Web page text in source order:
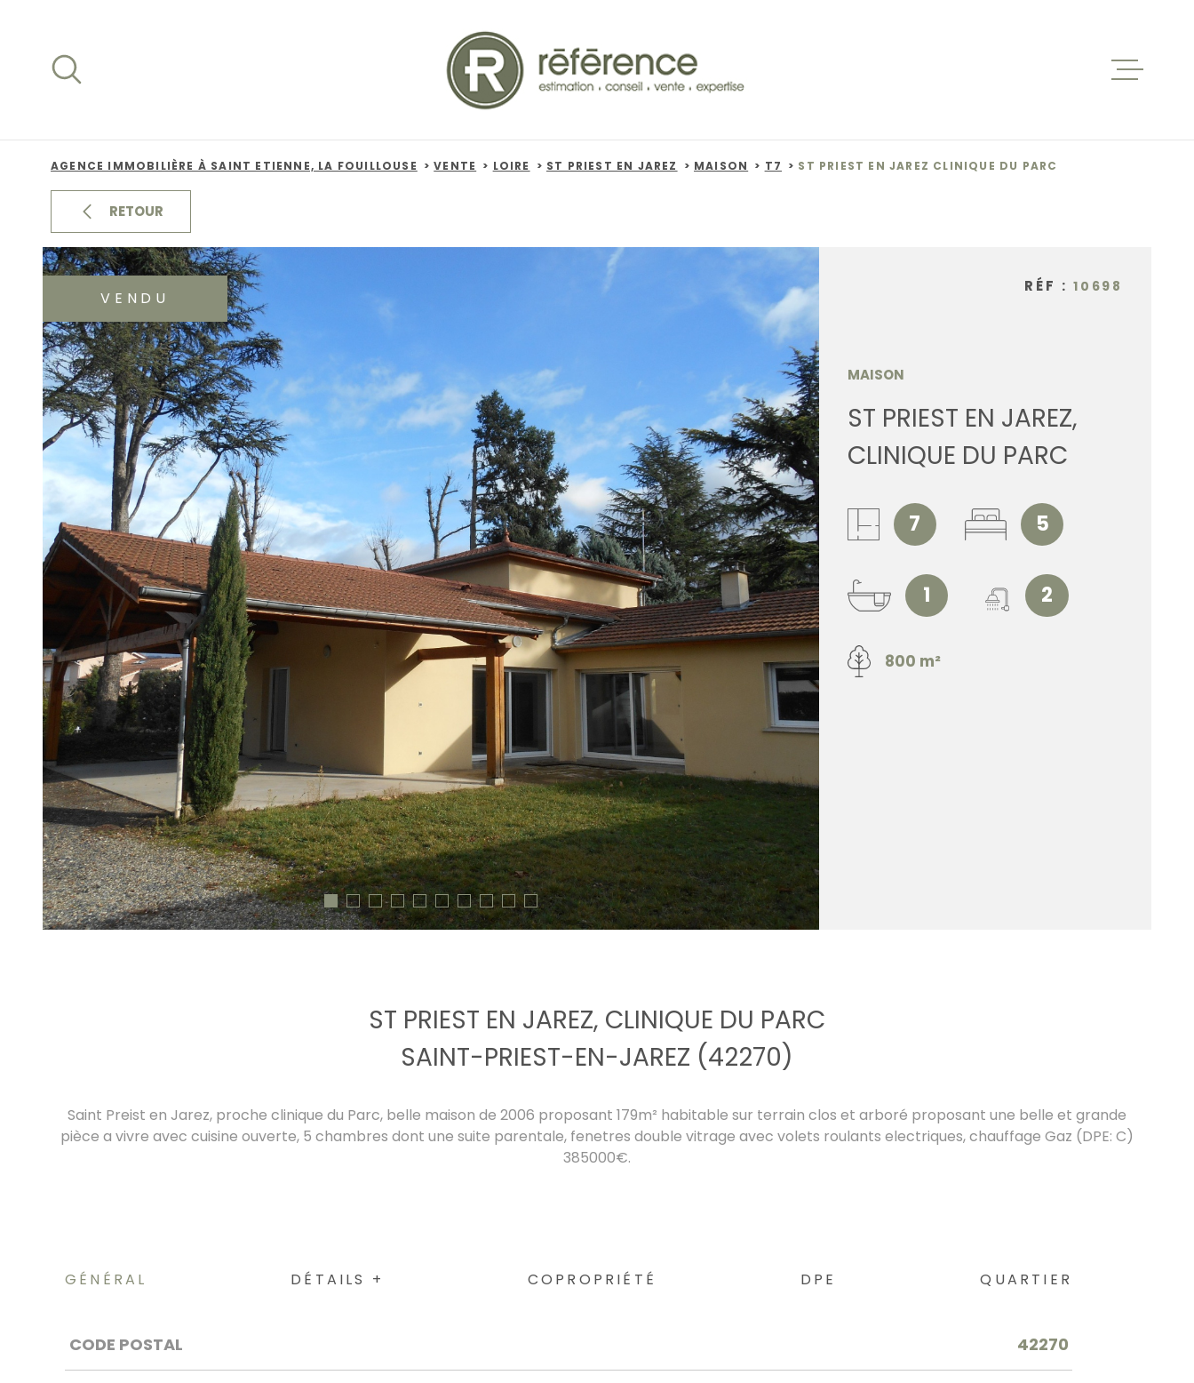
recherche
principal
contenu
AGENCE IMMOBILIÈRE À SAINT ETIENNE, LA FOUILLOUSE VENTE LOIRE ST PRIEST EN JAREZ MAISON T7 ST PRIEST EN JAREZ CLINIQUE DU PARC
RETOUR
VENDU
RÉF : 10698
MAISON
ST PRIEST EN JAREZ,
CLINIQUE DU PARC
7 5
1 2
800 m²
ST PRIEST EN JAREZ, CLINIQUE DU PARC
SAINT-PRIEST-EN-JAREZ (42270)
Saint Preist en Jarez, proche clinique du Parc, belle maison de 2006 proposant 179m² habitable sur terrain clos et arboré proposant une belle et grande
pièce a vivre avec cuisine ouverte, 5 chambres dont une suite parentale, fenetres double vitrage avec volets roulants electriques, chauffage Gaz (DPE: C)
385000€.
GÉNÉRAL DÉTAILS + COPROPRIÉTÉ DPE QUARTIER
Caractérisque Valeurs
CODE POSTAL 42270